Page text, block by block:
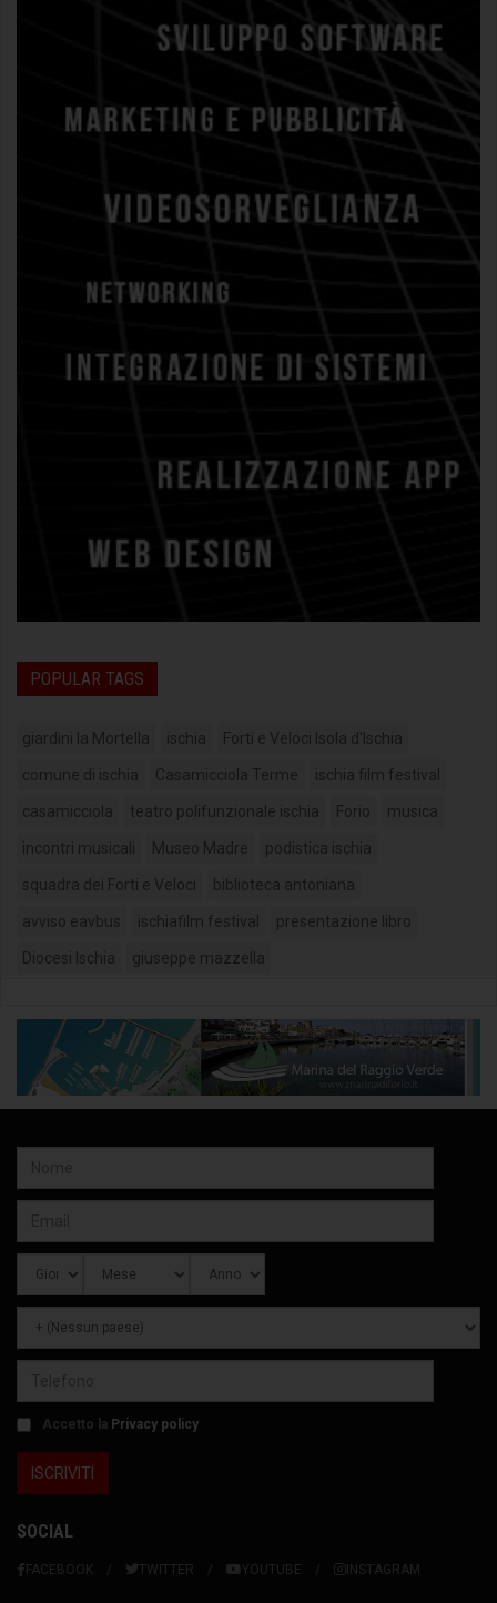
POPULAR TAGS
giardini la Mortella ischia Forti e Veloci Isola d'Ischia
comune di ischia Casamicciola Terme ischia film festival
casamicciola teatro polifunzionale ischia Forio musica
incontri musicali Museo Madre podistica ischia
squadra dei Forti e Veloci biblioteca antoniana
avviso eavbus ischiafilm festival presentazione libro
Diocesi Ischia giuseppe mazzella
Accetto la Privacy policy
SOCIAL
FACEBOOK TWITTER YOUTUBE INSTAGRAM